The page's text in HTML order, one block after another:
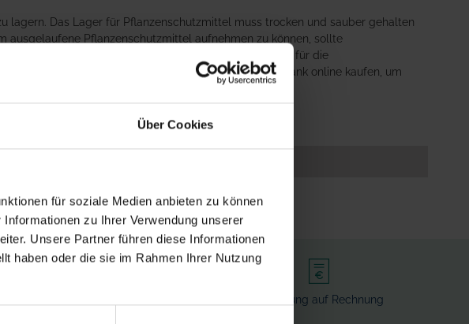
Über Cookies
für soziale Medien anbieten zu können
zu Ihrer Verwendung unserer
Unsere Partner führen diese Informationen
haben oder die sie im Rahmen Ihrer Nutzung
lagern. Das Lager für Pflanzenschutzmittel muss trocken und sauber gehalten
Pflanzenschutzmittel aufnehmen zu können, sollte
Überblick über den Bestand zu haben. Der Lagerort für die
Sie beispielsweise einen Pflanzenschutzmittelschrank online kaufen, um
Bezahlung auf Rechnung